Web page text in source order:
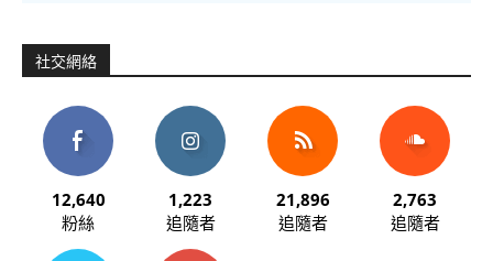
社交網絡
12,640
粉絲
1,223
追隨者
21,896
追隨者
2,763
追隨者